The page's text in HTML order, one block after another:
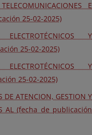
E
25-02-2025)
Y
25-02-2025)
Y
25-02-2025)
ATENCION, GESTION Y
AL (fecha de publicación